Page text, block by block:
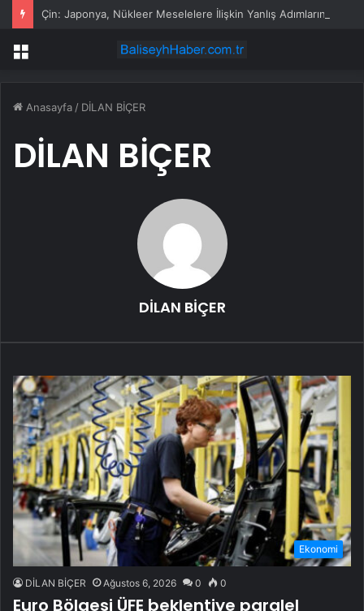
Menü
Anasayfa / DİLAN BİÇER
DİLAN BİÇER
DİLAN BİÇER
Ekonomi
DİLAN BİÇER Ağustos 6, 2026 0 0
Euro Bölgesi ÜFE beklentiye paralel